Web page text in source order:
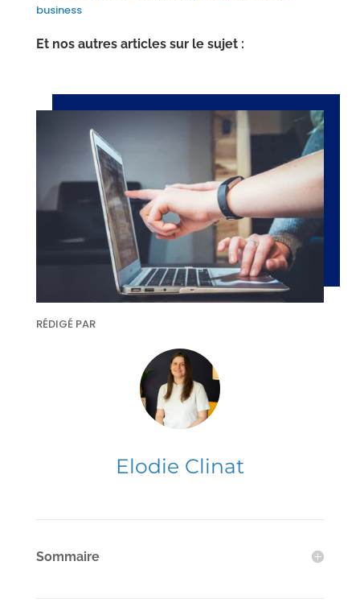
business
Et nos autres articles sur le sujet :
RÉDIGÉ PAR
Elodie Clinat
Sommaire